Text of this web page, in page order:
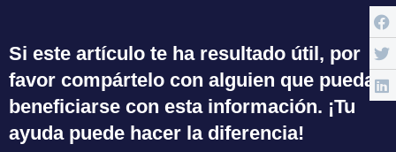
Si este artículo te ha resultado útil, por
favor compártelo con alguien que pueda
beneficiarse con esta información. ¡Tu
ayuda puede hacer la diferencia!